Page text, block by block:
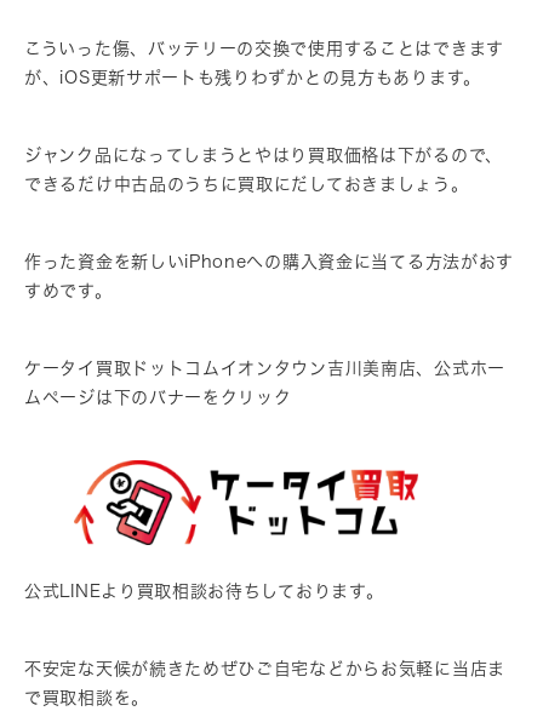
こういった傷、バッテリーの交換で使用することはできます
が、iOS更新サポートも残りわずかとの見方もあります。
ジャンク品になってしまうとやはり買取価格は下がるので、
できるだけ中古品のうちに買取にだしておきましょう。
作った資金を新しいiPhoneへの購入資金に当てる方法がおす
すめです。
ケータイ買取ドットコムイオンタウン吉川美南店、公式ホー
ムページは下のバナーをクリック
公式LINEより買取相談お待ちしております。
不安定な天候が続きためぜひご自宅などからお気軽に当店ま
で買取相談を。